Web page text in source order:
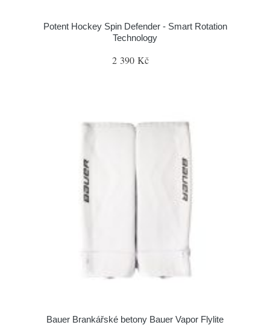
Potent Hockey Spin Defender - Smart Rotation
Technology
2 390 Kč
Bauer Brankářské betony Bauer Vapor Flylite